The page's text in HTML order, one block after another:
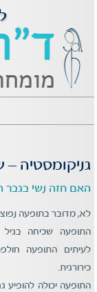
גניקומסטיה
האם חזה נשי בגבר
לא, מדובר בתופעה
התופעה שכיחה בגיל
לעיתים התופעה
כירורגית.
התופעה יכולה להופיע